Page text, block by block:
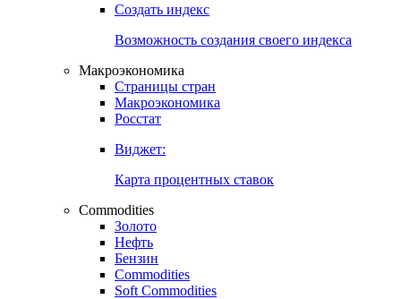
Создать индекс
Возможность создания своего индекса
Макроэкономика
Страницы стран
Макроэкономика
Росстат
Виджет:
Карта процентных ставок
Commodities
Золото
Нефть
Бензин
Commodities
Soft Commodities